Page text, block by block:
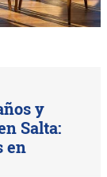
y
Salta:
en